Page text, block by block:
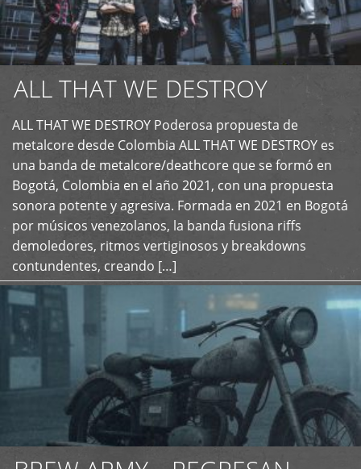
ALL THAT WE DESTROY
ALL THAT WE DESTROY Poderosa propuesta de
metalcore desde Colombia ALL THAT WE DESTROY es
una banda de metalcore/deathcore que se formó en
Bogotá, Colombia en el año 2021, con una propuesta
sonora potente y agresiva. Formada en 2021 en Bogotá
por músicos venezolanos, la banda fusiona riffs
demoledores, ritmos vertiginosos y breakdowns
contundentes, creando […]
+